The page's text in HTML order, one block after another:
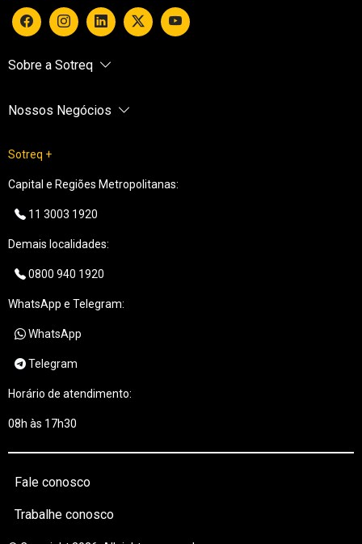
Sobre a Sotreq
Nossos Negócios
Sotreq +
Capital e Regiões Metropolitanas:
11 3003 1920
Demais localidades:
0800 940 1920
WhatsApp e Telegram:
WhatsApp
Telegram
Horário de atendimento:
08h às 17h30
Fale conosco
Trabalhe conosco